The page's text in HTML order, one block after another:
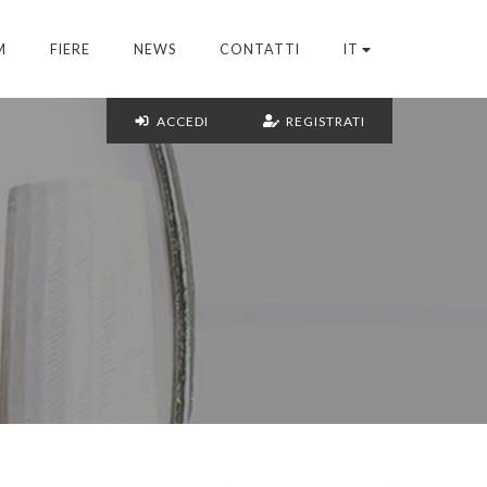
FIERE NEWS CONTATTI IT
ACCEDI REGISTRATI